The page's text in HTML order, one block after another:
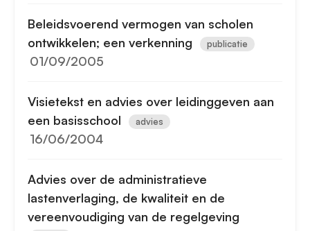
Beleidsvoerend vermogen van scholen
ontwikkelen; een verkenning
publicatie
01/09/2005
Visietekst en advies over leidinggeven aan
een basisschool
advies
16/06/2004
Advies over de administratieve
lastenverlaging, de kwaliteit en de
vereenvoudiging van de regelgeving